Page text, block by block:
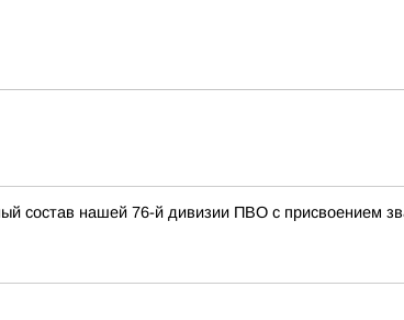
состав нашей 76-й дивизии ПВО с присвоением